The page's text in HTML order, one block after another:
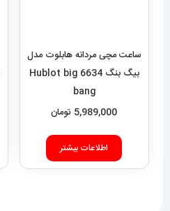
5,989,000 تومان
اطلاعات بیشتر